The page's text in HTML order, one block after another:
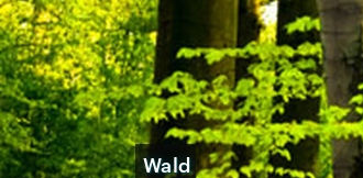
Wald